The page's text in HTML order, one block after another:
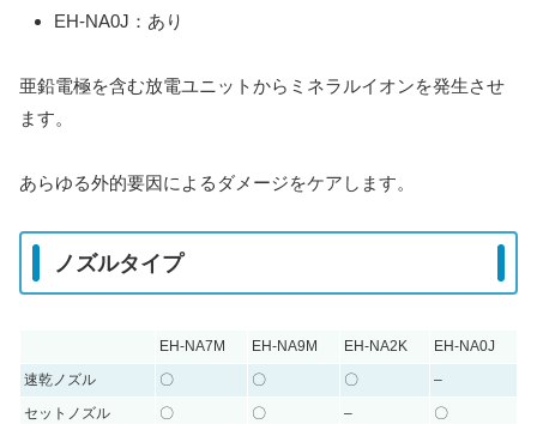
EH-NA0J：あり
亜鉛電極を含む放電ユニットからミネラルイオンを発生させ
ます。
あらゆる外的要因によるダメージをケアします。
ノズルタイプ
EH-NA7M EH-NA9M EH-NA2K
EH-NA0J
速乾ノズル
〇 〇 〇
–
セットノズル
〇 〇 –
〇